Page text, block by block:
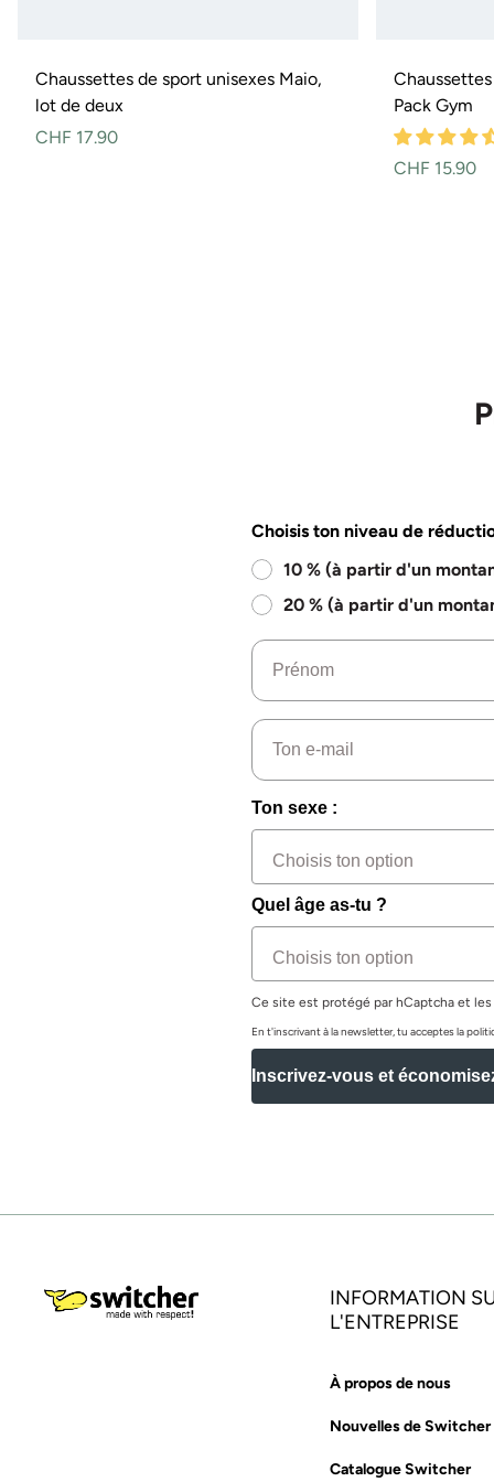
Chaussettes de sport unisexes Maio,
lot de deux
Prix
CHF 17.90
Pack Gym
Prix
CHF 15.90
Choisis ton niveau de
10 % (à partir d'un
20 % (à partir d'un
Nom
Email
Ton sexe :
Quel âge as-tu ?
Ce site est protégé par hCaptcha et
En t'inscrivant à la newsletter, tu acceptes la
Inscrivez-vous et
INFORMATION
L'ENTREPRISE
À propos de nous
Nouvelles de Switcher
Catalogue Switcher